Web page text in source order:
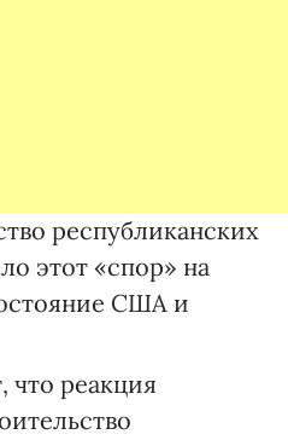
республиканских
этот «спор» на
США и
что реакция